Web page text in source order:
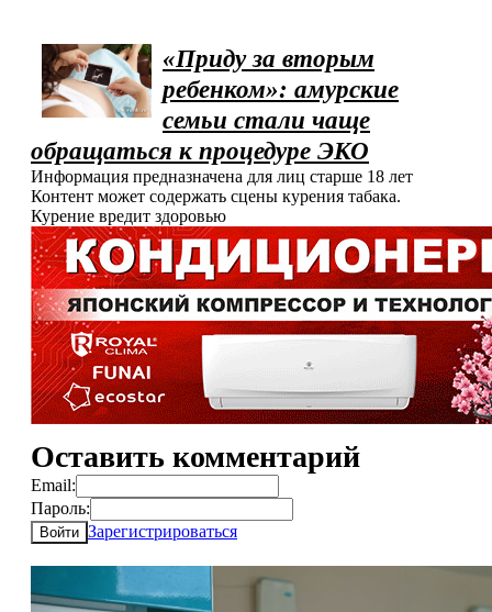
«Приду за вторым
ребенком»: амурские
семьи стали чаще
обращаться к процедуре ЭКО
Информация предназначена для лиц старше 18 лет
Контент может содержать сцены курения табака.
Курение вредит здоровью
Оставить комментарий
Email:
Пароль:
Войти Зарегистрироваться